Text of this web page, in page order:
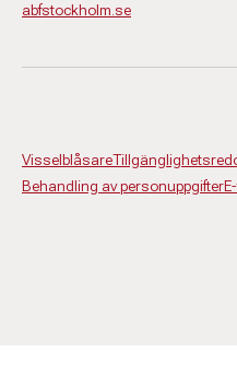
abfstockholm.se
Visselblåsare
Behandling av personuppgifter